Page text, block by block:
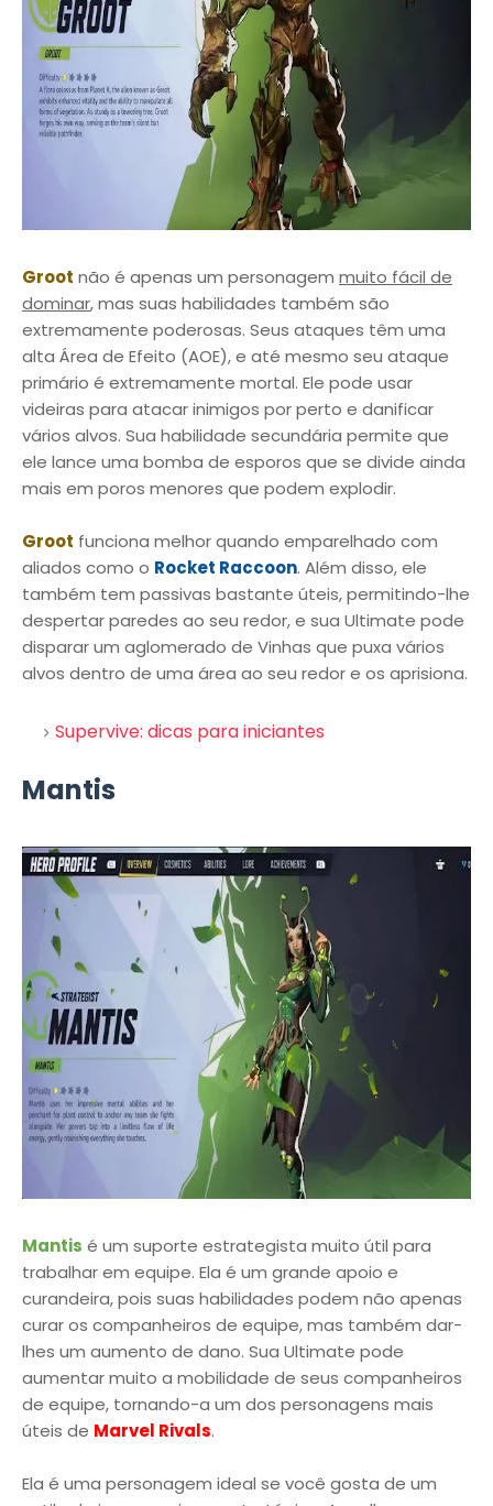
Groot não é apenas um personagem muito fácil de
dominar, mas suas habilidades também são
extremamente poderosas. Seus ataques têm uma
alta Área de Efeito (AOE), e até mesmo seu ataque
primário é extremamente mortal. Ele pode usar
videiras para atacar inimigos por perto e danificar
vários alvos. Sua habilidade secundária permite que
ele lance uma bomba de esporos que se divide ainda
mais em poros menores que podem explodir.
Groot funciona melhor quando emparelhado com
aliados como o Rocket Raccoon. Além disso, ele
também tem passivas bastante úteis, permitindo-lhe
despertar paredes ao seu redor, e sua Ultimate pode
disparar um aglomerado de Vinhas que puxa vários
alvos dentro de uma área ao seu redor e os aprisiona.
Supervive: dicas para iniciantes
Mantis
Mantis é um suporte estrategista muito útil para
trabalhar em equipe. Ela é um grande apoio e
curandeira, pois suas habilidades podem não apenas
curar os companheiros de equipe, mas também dar-
lhes um aumento de dano. Sua Ultimate pode
aumentar muito a mobilidade de seus companheiros
de equipe, tornando-a um dos personagens mais
úteis de Marvel Rivals.
Ela é uma personagem ideal se você gosta de um